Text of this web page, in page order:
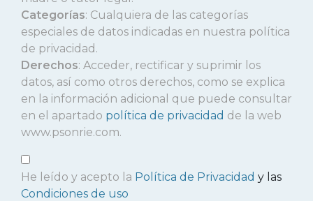
Categorías: Cualquiera de las categorías
especiales de datos indicadas en nuestra política
de privacidad.
Derechos: Acceder, rectificar y suprimir los
datos, así como otros derechos, como se explica
en la información adicional que puede consultar
en el apartado política de privacidad de la web
www.psonrie.com.
He leído y acepto la Política de Privacidad y las
Condiciones de uso